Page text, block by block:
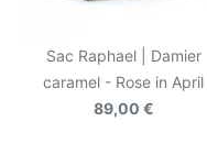
Sac Raphael | Damier
caramel - Rose in April
89,00 €